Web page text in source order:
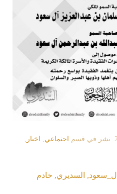
. نشر في قسم اجتماعي اخبار
ال_سعود, السديري, خادم